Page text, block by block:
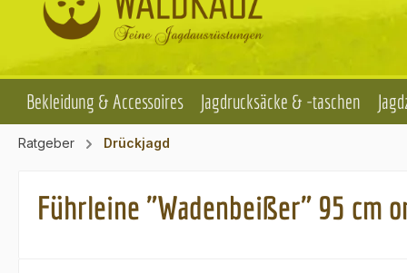
Bekleidung & Accessoires Jagdrucksäcke & -taschen
Ratgeber Drückjagd
Führleine "Wadenbeißer" 95 cm